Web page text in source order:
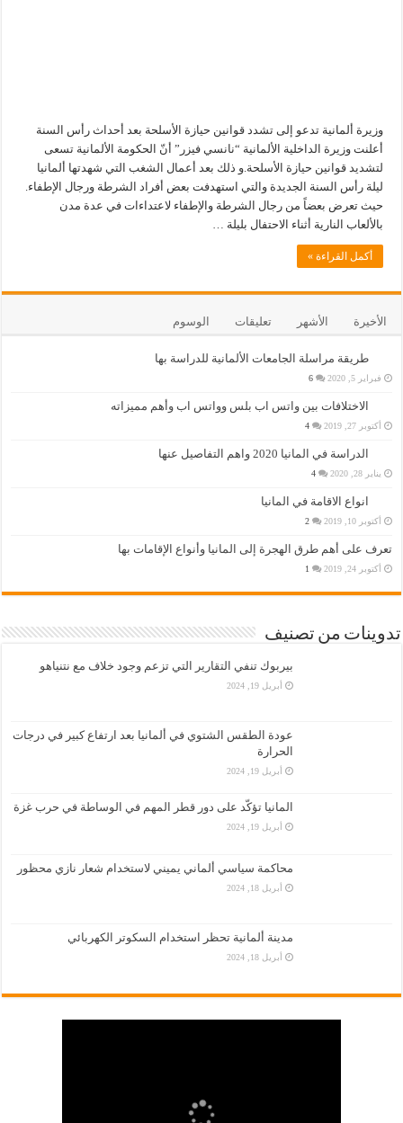
وزيرة ألمانية تدعو إلى تشدد قوانين حيازة الأسلحة بعد أحداث رأس السنة
أعلنت وزيرة الداخلية الألمانية “نانسي فيزر” أنّ الحكومة الألمانية تسعى
لتشديد قوانين حيازة الأسلحة.و ذلك بعد أعمال الشغب التي شهدتها ألمانيا
ليلة رأس السنة الجديدة والتي استهدفت بعض أفراد الشرطة ورجال الإطفاء.
حيث تعرض بعضاً من رجال الشرطة والإطفاء لاعتداءات في عدة مدن
بالألعاب النارية أثناء الاحتفال بليلة …
أكمل القراءة »
الأخيرة الأشهر تعليقات الوسوم
طريقة مراسلة الجامعات الألمانية للدراسة بها
فبراير 5, 2020 6
الاختلافات بين واتس اب بلس وواتس اب وأهم مميزاته
أكتوبر 27, 2019 4
الدراسة في المانيا 2020 واهم التفاصيل عنها
يناير 28, 2020 4
انواع الاقامة في المانيا
أكتوبر 10, 2019 2
تعرف على أهم طرق الهجرة إلى المانيا وأنواع الإقامات بها
أكتوبر 24, 2019 1
تدوينات من تصنيف
بيربوك تنفي التقارير التي تزعم وجود خلاف مع نتنياهو
أبريل 19, 2024
عودة الطقس الشتوي في ألمانيا بعد ارتفاع كبير في درجات
الحرارة
أبريل 19, 2024
المانيا تؤكّد على دور قطر المهم في الوساطة في حرب غزة
أبريل 19, 2024
محاكمة سياسي ألماني يميني لاستخدام شعار نازي محظور
أبريل 18, 2024
مدينة ألمانية تحظر استخدام السكوتر الكهربائي
أبريل 18, 2024